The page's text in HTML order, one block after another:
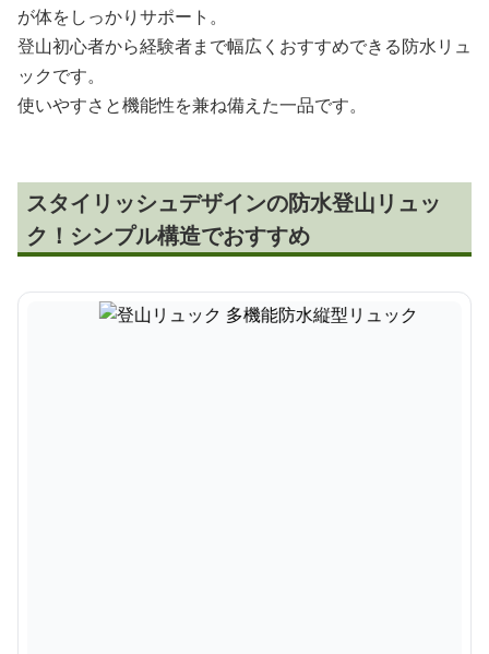
が体をしっかりサポート。
登山初心者から経験者まで幅広くおすすめできる防水リュ
ックです。
使いやすさと機能性を兼ね備えた一品です。
スタイリッシュデザインの防水登山リュッ
ク！シンプル構造でおすすめ